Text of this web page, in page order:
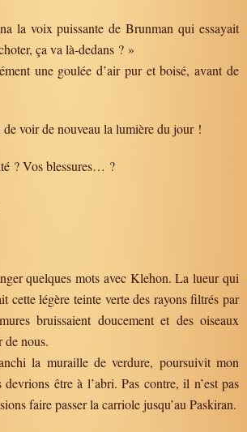
la voix puissante de Brunman qui essayait
ça va là-dedans ? »
une goulée d’air pur et boisé, avant de
de voir de nouveau la lumière du jour !
? Vos blessures… ?
quelques mots avec Klehon. La lueur qui
cette légère teinte verte des rayons filtrés par
bruissaient doucement et des oiseaux
de nous.
la muraille de verdure, poursuivit mon
être à l’abri. Pas contre, il n’est pas
faire passer la carriole jusqu’au Paskiran.